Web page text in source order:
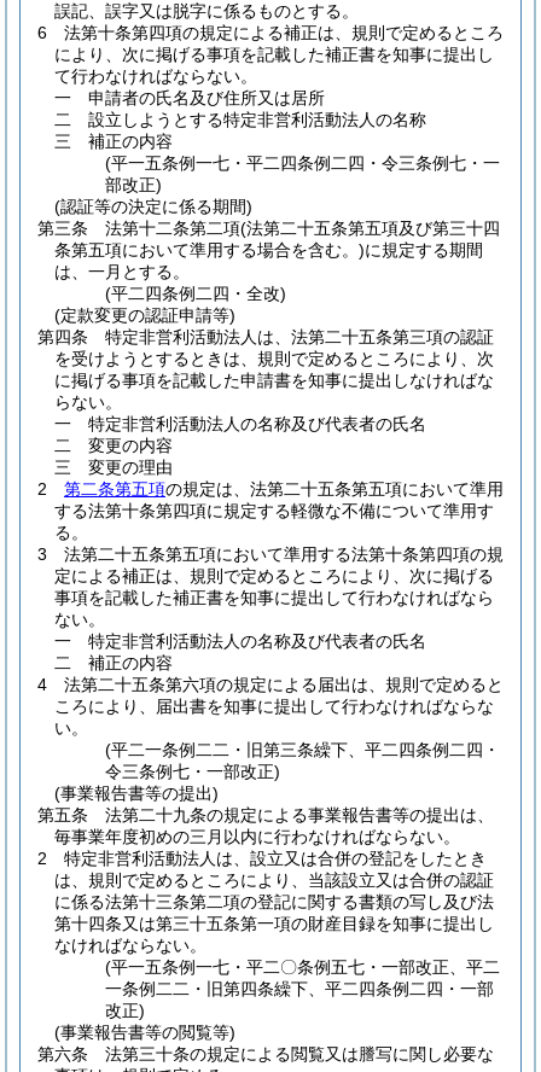
誤記、誤字又は脱字に係るものとする。
6
法第十条第四項の規定による補正は、規則で定めるところ
により、次に掲げる事項を記載した補正書を知事に提出し
て行わなければならない。
一
申請者の氏名及び住所又は居所
二
設立しようとする特定非営利活動法人の名称
三
補正の内容
(平一五条例一七・平二四条例二四・令三条例七・一
部改正)
(認証等の決定に係る期間)
第三条
法第十二条第二項(法第二十五条第五項及び第三十四
条第五項において準用する場合を含む。)に規定する期間
は、一月とする。
(平二四条例二四・全改)
(定款変更の認証申請等)
第四条
特定非営利活動法人は、法第二十五条第三項の認証
を受けようとするときは、規則で定めるところにより、次
に掲げる事項を記載した申請書を知事に提出しなければな
らない。
一
特定非営利活動法人の名称及び代表者の氏名
二
変更の内容
三
変更の理由
2
第二条第五項の規定は、法第二十五条第五項において準用
する法第十条第四項に規定する軽微な不備について準用す
る。
3
法第二十五条第五項において準用する法第十条第四項の規
定による補正は、規則で定めるところにより、次に掲げる
事項を記載した補正書を知事に提出して行わなければなら
ない。
一
特定非営利活動法人の名称及び代表者の氏名
二
補正の内容
4
法第二十五条第六項の規定による届出は、規則で定めると
ころにより、届出書を知事に提出して行わなければならな
い。
(平二一条例二二・旧第三条繰下、平二四条例二四・
令三条例七・一部改正)
(事業報告書等の提出)
第五条
法第二十九条の規定による事業報告書等の提出は、
毎事業年度初めの三月以内に行わなければならない。
2
特定非営利活動法人は、設立又は合併の登記をしたとき
は、規則で定めるところにより、当該設立又は合併の認証
に係る法第十三条第二項の登記に関する書類の写し及び法
第十四条又は第三十五条第一項の財産目録を知事に提出し
なければならない。
(平一五条例一七・平二〇条例五七・一部改正、平二
一条例二二・旧第四条繰下、平二四条例二四・一部
改正)
(事業報告書等の閲覧等)
第六条
法第三十条の規定による閲覧又は謄写に関し必要な